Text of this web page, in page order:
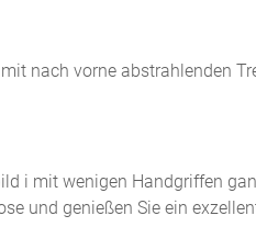
nach vorne abstrahlenden
i mit wenigen Handgriffen
und genießen Sie ein